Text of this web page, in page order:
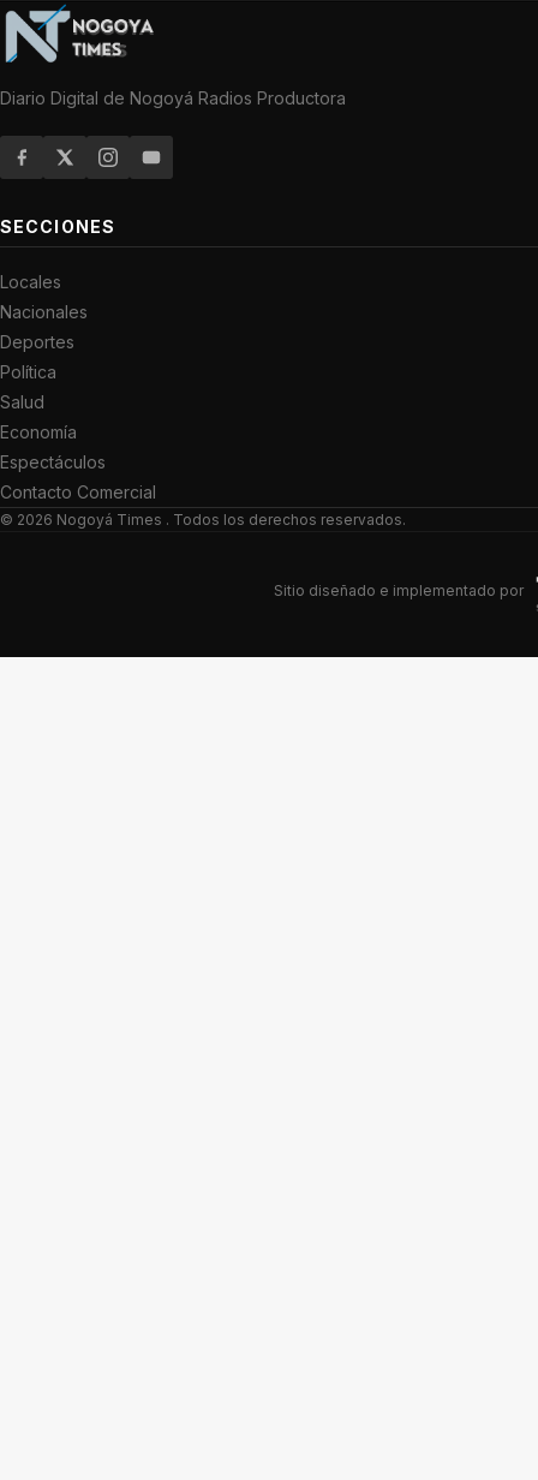
Diario Digital de Nogoyá Radios Productora
SECCIONES
Locales
Nacionales
Deportes
Política
Salud
Economía
Espectáculos
Contacto Comercial
© 2026 Nogoyá Times . Todos los derechos reservados.
Sitio diseñado e implementado por